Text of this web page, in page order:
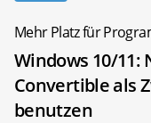
Mehr Platz für
Windows 10/11:
Convertible als
benutzen